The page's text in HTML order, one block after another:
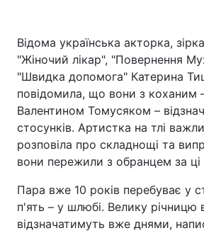
Головна Війна
Україна
Економіка Світ
Спорт Наука
Зброя
Відома українська акторка,
"Жіночий лікар", "Повернення
"Швидка допомога" Катерина
повідомила, що вони з коханим
Валентином Томусяком –
стосунків. Артистка на тлі
розповіла про складнощі та
вони пережили з обранцем за ці
Пара вже 10 років перебуває у
п'ять – у шлюбі. Велику річницю
відзначатимуть вже днями,